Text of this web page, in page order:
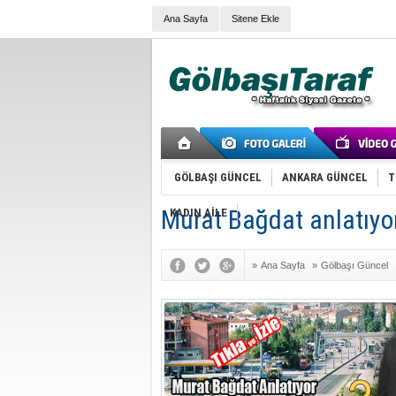
Ana Sayfa Sitene Ekle
GÖLBAŞI GÜNCEL ANKARA GÜNCEL
KADIN AİLE
Murat Bağdat
» Ana Sayfa » Gölbaşı Güncel